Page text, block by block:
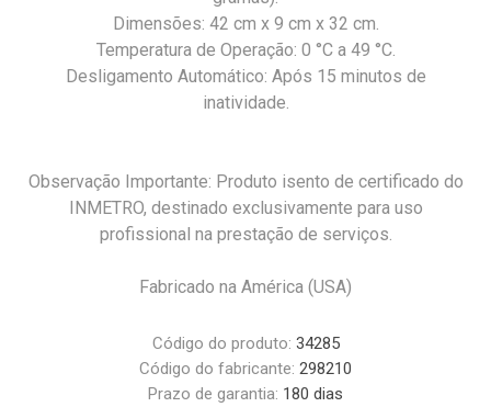
Dimensões: 42 cm x 9 cm x 32 cm.
Temperatura de Operação: 0 °C a 49 °C.
Desligamento Automático: Após 15 minutos de
inatividade.
Observação Importante: Produto isento de certificado do
INMETRO, destinado exclusivamente para uso
profissional na prestação de serviços.
Fabricado na América (USA)
Código do produto: 34285
Código do fabricante: 298210
Prazo de garantia: 180 dias